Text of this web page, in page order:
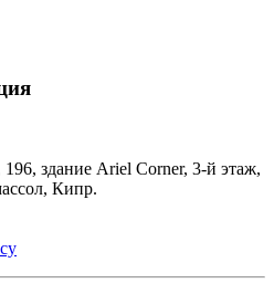
здание Ariel Corner, 3-й этаж,
Кипр.